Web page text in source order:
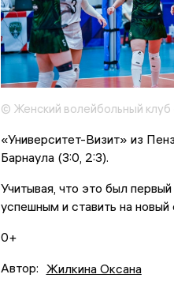
© Женский волейбольный
«Университет-Визит» из
Барнаула (3:0, 2:3).
Учитывая, что это был
успешным и ставить на
0+
Автор: Жилкина Оксана